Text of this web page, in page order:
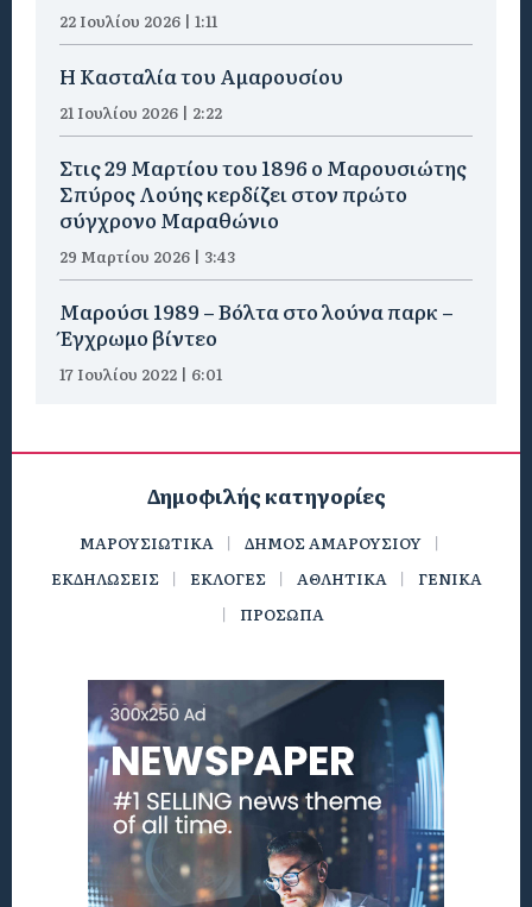
22 Ιουλίου 2026 | 1:11
Η Κασταλία του Αμαρουσίου
21 Ιουλίου 2026 | 2:22
Στις 29 Μαρτίου του 1896 ο Μαρουσιώτης
Σπύρος Λούης κερδίζει στον πρώτο
σύγχρονο Μαραθώνιο
29 Μαρτίου 2026 | 3:43
Μαρούσι 1989 – Βόλτα στο λούνα παρκ –
Έγχρωμο βίντεο
17 Ιουλίου 2022 | 6:01
Δημοφιλής κατηγορίες
ΜΑΡΟΥΣΙΩΤΙΚΑ
ΔΗΜΟΣ ΑΜΑΡΟΥΣΙΟΥ
ΕΚΔΗΛΩΣΕΙΣ
ΕΚΛΟΓΕΣ ΑΘΛΗΤΙΚΑ
ΓΕΝΙΚΑ
ΠΡΟΣΩΠΑ